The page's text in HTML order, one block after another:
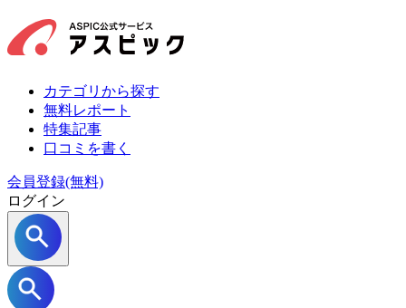
カテゴリから探す
無料レポート
特集記事
口コミを書く
会員登録(無料)
ログイン